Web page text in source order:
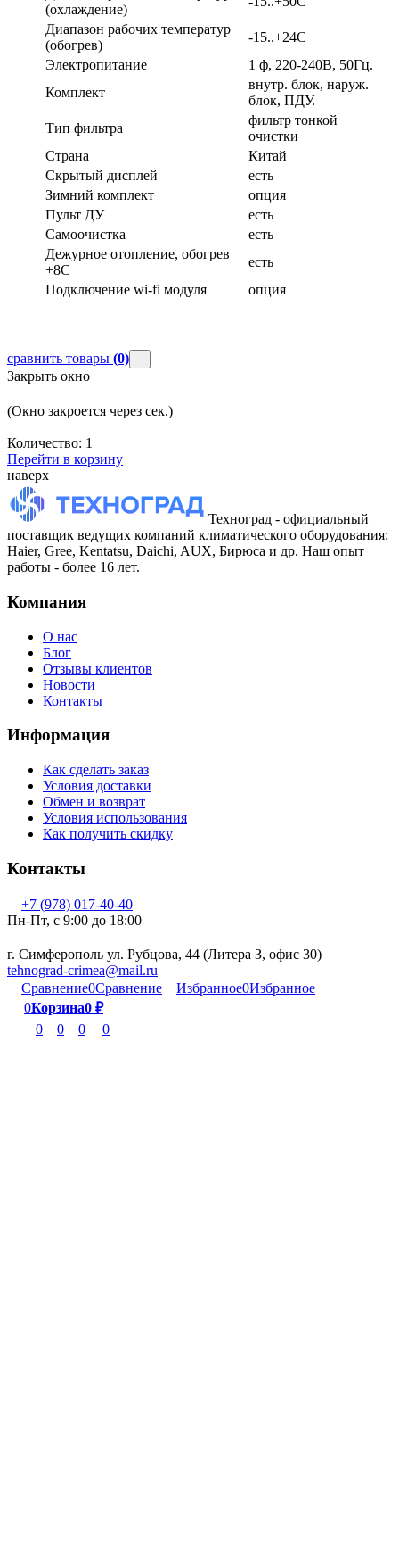
(охлаждение)
Диапазон рабочих температур
(обогрев)
-15..+24С
Электропитание
1 ф, 220-240В, 50Гц.
Комплект
внутр. блок, наруж.
блок, ПДУ.
Тип фильтра
фильтр тонкой
очистки
Страна
Китай
Скрытый дисплей
есть
Зимний комплект
опция
Пульт ДУ
есть
Самоочистка
есть
Дежурное отопление, обогрев
+8С
есть
Подключение wi-fi модуля
опция
сравнить товары (0)
Закрыть окно
(Окно закроется через сек.)
Количество: 1
Перейти в корзину
наверх
Техноград - официальный
поставщик ведущих компаний климатического оборудования:
Haier, Gree, Kentatsu, Daichi, AUX, Бирюса и др. Наш опыт
работы - более 16 лет.
Компания
О нас
Блог
Отзывы клиентов
Новости
Контакты
Информация
Как сделать заказ
Условия доставки
Обмен и возврат
Условия использования
Как получить скидку
Контакты
+7 (978) 017-40-40
Пн-Пт, c 9:00 до 18:00
г. Симферополь ул. Рубцова, 44 (Литера З, офис 30)
tehnograd-crimea@mail.ru
Сравнение0Сравнение Избранное0Избранное
0Корзина0 ₽
0
0 0 0